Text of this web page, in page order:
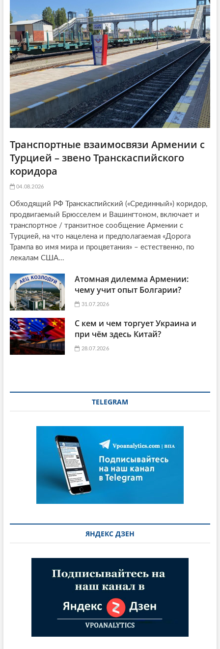
t
i
o
n
ь
я
:
я
:
Транспортные взаимосвязи Армении с
Турцией – звено Транскаспийского
коридора
04.08.2026
Обходящий РФ Транскаспийский («Срединный») коридор,
продвигаемый Брюсселем и Вашингтоном, включает и
транспортное / транзитное сообщение Армении с
Турцией, на что нацелена и предполагаемая «Дорога
Трампа во имя мира и процветания» – естественно, по
лекалам США...
Атомная дилемма Армении:
чему учит опыт Болгарии?
31.07.2026
С кем и чем торгует Украина и
при чём здесь Китай?
28.07.2026
TELEGRAM
ЯНДЕКС ДЗЕН